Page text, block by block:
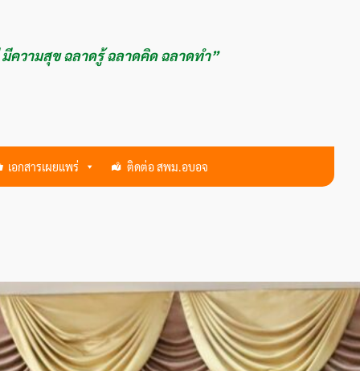
มีความสุข ฉลาดรู้ ฉลาดคิด ฉลาดทำ”
เอกสารเผยแพร่ ติดต่อ สพม.อบอจ